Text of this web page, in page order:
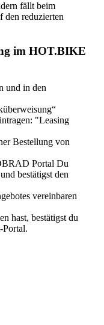
fällt beim
den reduzierten
im HOT.BIKE
und in den
"Leasing
Bestellung von
Portal Du
bestätigst den
vereinbaren
hast, bestätigst du
Portal.